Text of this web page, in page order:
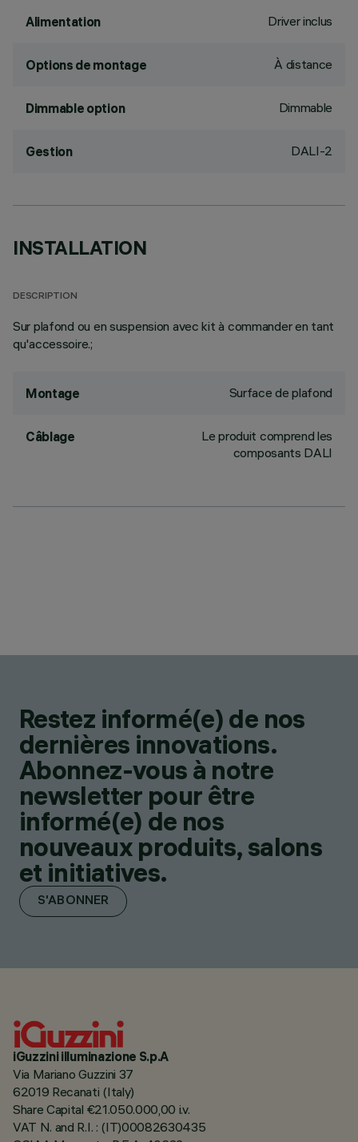
Alimentation Driver inclus
Options de montage À distance
Dimmable option Dimmable
Gestion DALI-2
INSTALLATION
DESCRIPTION
Sur plafond ou en suspension avec kit à commander en tant
qu'accessoire.;
Montage Surface de plafond
Câblage
Le produit comprend les
composants DALI
Restez informé(e) de nos
dernières innovations.
Abonnez-vous à notre
newsletter pour être
informé(e) de nos
nouveaux produits, salons
et initiatives.
S'ABONNER
iGuzzini illuminazione S.p.A
Via Mariano Guzzini 37
62019 Recanati (Italy)
Share Capital €21.050.000,00 i.v.
VAT N. and R.I. : (IT)00082630435